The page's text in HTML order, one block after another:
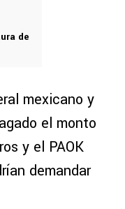
de
mexicano y
el monto
y el PAOK
demandar